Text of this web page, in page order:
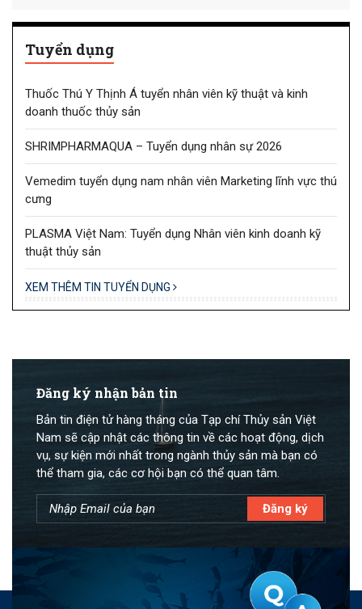
Tuyển dụng
Thuốc Thú Y Thịnh Á tuyển nhân viên kỹ thuật và kinh
doanh thuốc thủy sản
SHRIMPHARMAQUA – Tuyển dụng nhân sự 2026
Vemedim tuyển dụng nam nhân viên Marketing lĩnh vực thú
cưng
PLASMA Việt Nam: Tuyển dụng Nhân viên kinh doanh kỹ
thuật thủy sản
XEM THÊM TIN TUYỂN DỤNG
Đăng ký nhận bản tin
Bản tin điện tử hàng tháng của Tạp chí Thủy sản Việt
Nam sẽ cập nhật các thông tin về các hoạt động, dịch
vụ, sự kiện mới nhất trong ngành thủy sản mà bạn có
thể tham gia, các cơ hội bạn có thể quan tâm.